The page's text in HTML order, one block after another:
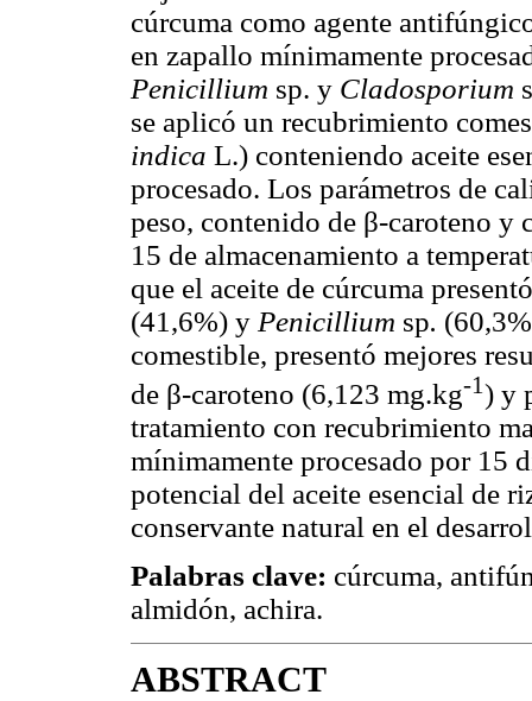
cúrcuma como agente
en zapallo mínimamente
Penicillium sp. y Cladosporium
se aplicó un recubrimiento
indica L.) conteniendo aceite
procesado. Los parámetros de
peso, contenido de β-caroteno y
15 de almacenamiento a
que el aceite de cúrcuma
(41,6%) y Penicillium sp.
comestible, presentó mejores
de β-caroteno (6,123 mg.kg‑1) y
tratamiento con recubrimiento
mínimamente procesado por 15
potencial del aceite esencial de
conservante natural en el
Palabras clave: cúrcuma,
almidón, achira.
ABSTRACT